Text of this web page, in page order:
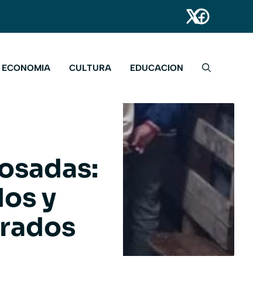
ECONOMIA CULTURA EDUCACION
y